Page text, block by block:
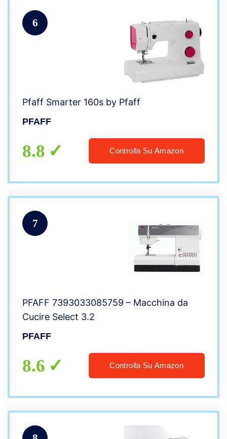
6
Pfaff Smarter 160s by Pfaff
PFAFF
8.8 Controlla Su Amazon
7
PFAFF 7393033085759 – Macchina da
Cucire Select 3.2
PFAFF
8.6 Controlla Su Amazon